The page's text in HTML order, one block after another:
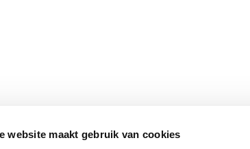
website maakt gebruik van cookies